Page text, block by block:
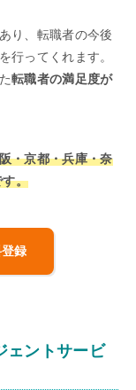
り、転職者の今後
行ってくれます。
転職者の満足度が
・京都・兵庫・奈
す。
録
ェントサービ